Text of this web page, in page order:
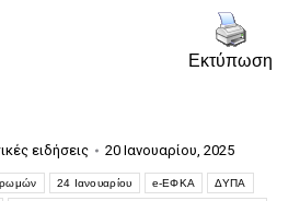
Εκτύπωση
ειδήσεις
20 Ιανουαρίου, 2025
24 Ιανουαρίου e-ΕΦΚΑ ΔΥΠΑ